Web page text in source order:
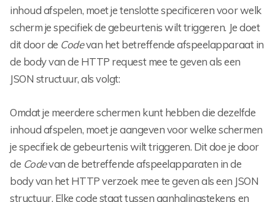
inhoud afspelen, moet je tenslotte specificeren voor welk
scherm je specifiek de gebeurtenis wilt triggeren. Je doet
dit door de Codevan het betreffende afspeelapparaat in
de body van de HTTP request mee te geven als een
JSON structuur, als volgt:
Omdat je meerdere schermen kunt hebben die dezelfde
inhoud afspelen, moet je aangeven voor welke schermen
je specifiek de gebeurtenis wilt triggeren. Dit doe je door
de Codevan de betreffende afspeelapparaten in de
body van het HTTP verzoek mee te geven als een JSON
structuur. Elke code staat tussen aanhalingstekens en